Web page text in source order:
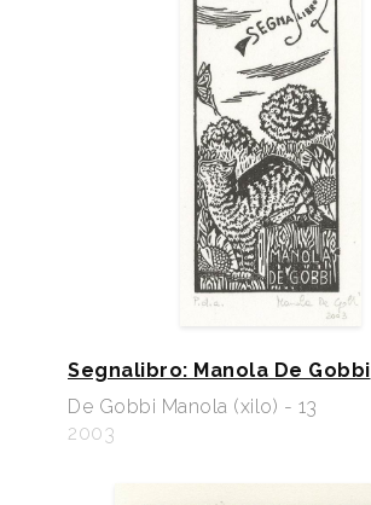
Segnalibro: Manola De Gobbi
De Gobbi Manola (xilo) - 13
2003